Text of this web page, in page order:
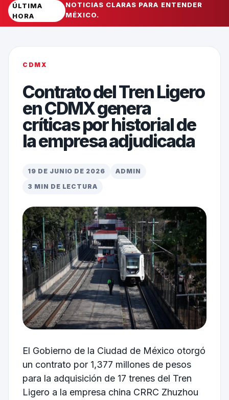
ÚLTIMA
HORA
NOTICIAS CLARAS PARA ENTENDER
MÉXICO.
CDMX
Contrato del Tren Ligero
en CDMX genera
críticas por historial de
la empresa adjudicada
19 DE JUNIO DE 2026
ADMIN
3 MIN DE LECTURA
El Gobierno de la Ciudad de México otorgó
un contrato por 1,377 millones de pesos
para la adquisición de 17 trenes del Tren
Ligero a la empresa china CRRC Zhuzhou